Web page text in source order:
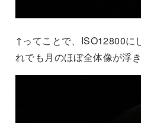
↑ってことで、ISO12800に
れでも月のほぼ全体像が浮